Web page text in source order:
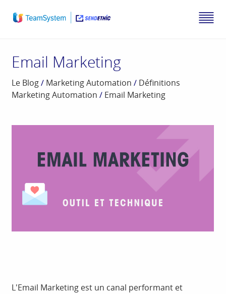
Email Marketing
Le Blog/ Marketing Automation / Définitions
Marketing Automation / Email Marketing
L'Email Marketing est un canal performant et